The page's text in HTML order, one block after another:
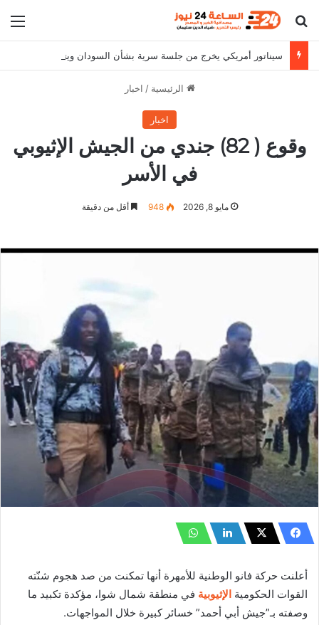
بحث عن
الرئيسية / اخبار
اخبار
وقوع ( 82) جندي من الجيش الإثيوبي
في الأسر
مايو 8, 2026 948 أقل من دقيقة
أعلنت حركة فانو الوطنية للأمهرة أنها تمكنت من صد هجوم شنّته
القوات الحكومية الإثيوبية في منطقة شمال شوا، مؤكدة تكبيد ما
وصفته بـ”جيش أبي أحمد” خسائر كبيرة خلال المواجهات.